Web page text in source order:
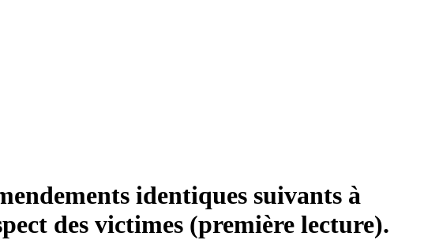
identiques suivants à
des victimes (première lecture).